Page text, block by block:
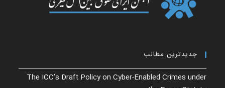
جدیدترین مطالب
The ICC’s Draft Policy on Cyber-Enabled Crimes under